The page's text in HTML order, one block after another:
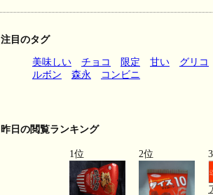
注目のタグ
美味しい チョコ 限定 甘い
グリコ
ルボン
森永 コンビニ
昨日の閲覧ランキング
1位 2位